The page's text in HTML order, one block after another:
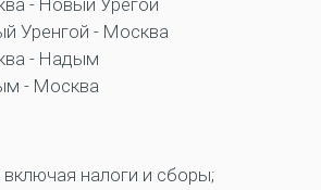
- Новый Урегой
Уренгой - Москва
- Надым
- Москва
налоги и сборы;